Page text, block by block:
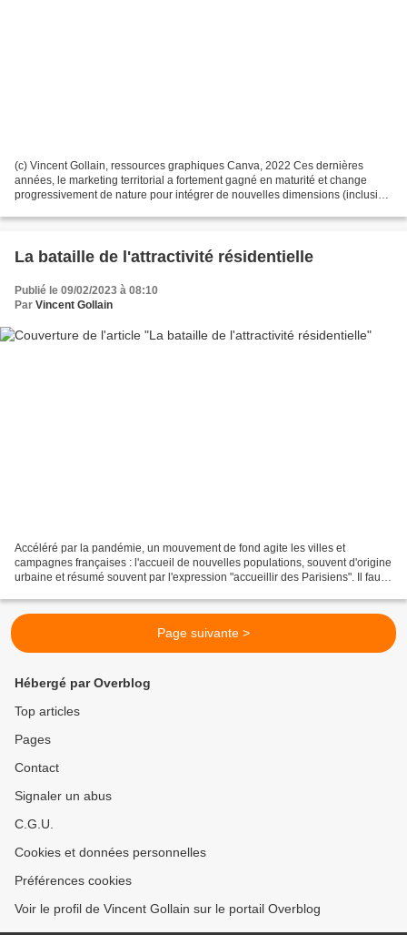
(c) Vincent Gollain, ressources graphiques Canva, 2022 Ces dernières
années, le marketing territorial a fortement gagné en maturité et change
progressivement de nature pour intégrer de nouvelles dimensions (inclusion
La bataille de l'attractivité résidentielle
Publié le 09/02/2023 à 08:10
Par Vincent Gollain
Accéléré par la pandémie, un mouvement de fond agite les villes et
campagnes françaises : l'accueil de nouvelles populations, souvent d'origine
urbaine et résumé souvent par l'expression "accueillir des Parisiens". Il faut
Page suivante >
Hébergé par Overblog
Top articles
Pages
Contact
Signaler un abus
C.G.U.
Cookies et données personnelles
Préférences cookies
Voir le profil de Vincent Gollain sur le portail Overblog